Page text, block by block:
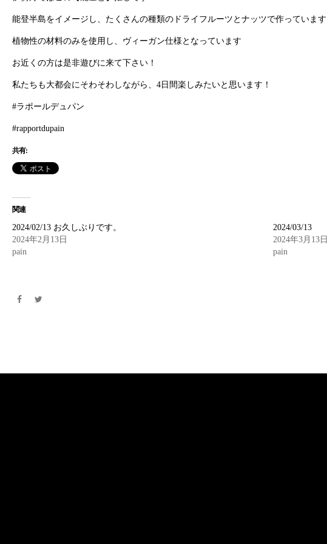
能登半島をイメージし、たくさんの種類のドライフルーツとナッツで作っています
植物性の材料のみを使用し、ヴィーガン仕様となっています
お近くの方は是非遊びに来て下さい！
私たちも大都会にそわそわしながら、4日間楽しみたいと思います！
#ラポールデュパン
#rapportdupain
共有:
関連
2024/02/13 お久しぶりです。
2024年2月13日
pain
2024/03/13
2024年3月13日
pain